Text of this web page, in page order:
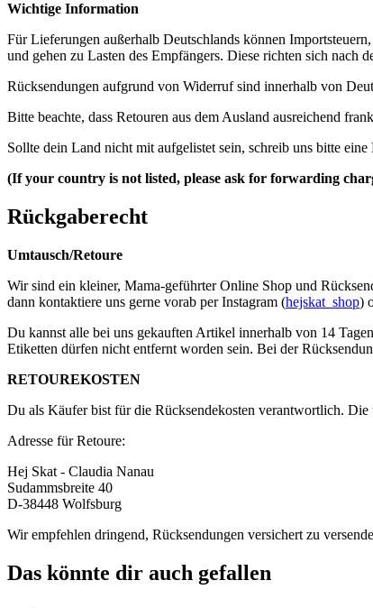
Wichtige Information
Für Lieferungen außerhalb Deutschlands können
und gehen zu Lasten des Empfängers. Diese richten sich nach
Rücksendungen aufgrund von Widerruf sind innerhalb von
Bitte beachte, dass Retouren aus dem Ausland ausreichend
Sollte dein Land nicht mit aufgelistet sein, schreib uns bitte eine
(If your country is not listed, please ask for forwarding
Rückgaberecht
Umtausch/Retoure
Wir sind ein kleiner, Mama-geführter Online Shop und
dann kontaktiere uns gerne vorab per Instagram (hejskat_shop)
Du kannst alle bei uns gekauften Artikel innerhalb von 14
Etiketten dürfen nicht entfernt worden sein. Bei der
RETOUREKOSTEN
Du als Käufer bist für die Rücksendekosten verantwortlich.
Adresse für Retoure:
Hej Skat - Claudia Nanau
Sudammsbreite 40
D-38448 Wolfsburg
Wir empfehlen dringend, Rücksendungen versichert zu
Das könnte dir auch gefallen